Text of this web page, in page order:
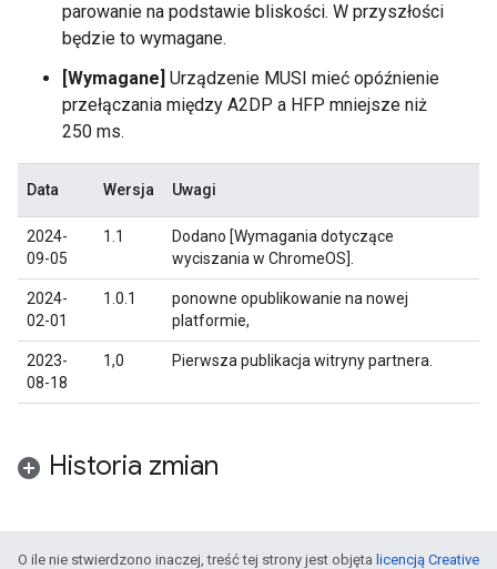
parowanie na podstawie bliskości. W przyszłości
będzie to wymagane.
[Wymagane] Urządzenie MUSI mieć opóźnienie
przełączania między A2DP a HFP mniejsze niż
250 ms.
Data Wersja Uwagi
2024-
09-05
1.1
Dodano [Wymagania dotyczące
wyciszania w ChromeOS].
2024-
02-01
1.0.1
ponowne opublikowanie na nowej
platformie,
2023-
08-18
1,0 Pierwsza publikacja witryny partnera.
Historia zmian
O ile nie stwierdzono inaczej, treść tej strony jest objęta licencją Creative